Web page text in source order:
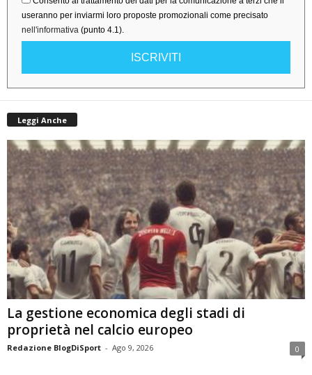
useranno per inviarmi loro proposte promozionali come precisato
nell'informativa (punto 4.1).
ISCRIVITI
Leggi Anche
La gestione economica degli stadi di
proprietà nel calcio europeo
Redazione BlogDiSport - Ago 9, 2026 0